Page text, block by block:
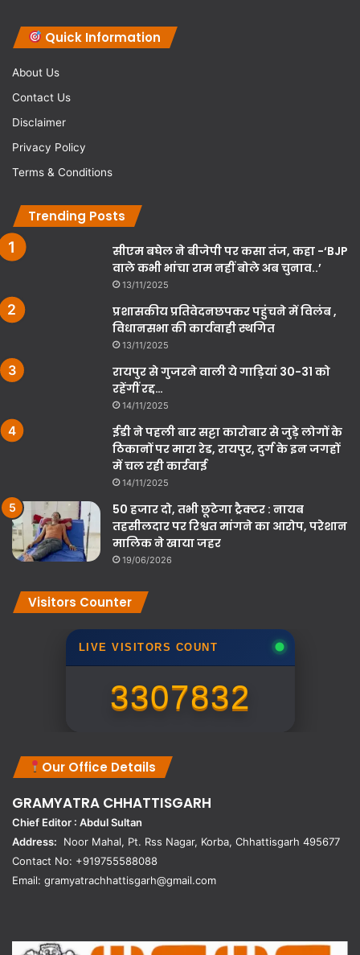
Quick Information
About Us
Contact Us
Disclaimer
Privacy Policy
Terms & Conditions
Trending Posts
सीएम बघेल ने बीजेपी पर कसा तंज, कहा -‘BJP
वाले कभी भांचा राम नहीं बोले अब चुनाव..’
13/11/2025
प्रशासकीय प्रतिवेदनछपकर पहुंचने में विलंब ,
विधानसभा की कार्यवाही स्थगित
13/11/2025
रायपुर से गुजरने वाली ये गाड़ियां 30-31 को
रहेंगीं रद्द…
14/11/2025
ईडी ने पहली बार सट्टा कारोबार से जुड़े लोगों के
ठिकानों पर मारा रेड, रायपुर, दुर्ग के इन जगहों
में चल रही कार्रवाई
14/11/2025
50 हजार दो, तभी छूटेगा ट्रैक्टर : नायब
तहसीलदार पर रिश्वत मांगने का आरोप, परेशान
मालिक ने खाया जहर
19/06/2026
Visitors Counter
LIVE VISITORS COUNT
3307832
Our Office Details
GRAMYATRA CHHATTISGARH
Chief Editor : Abdul Sultan
Address: Noor Mahal, Pt. Rss Nagar, Korba, Chhattisgarh 495677
Contact No: +919755588088
Email: gramyatrachhattisgarh@gmail.com